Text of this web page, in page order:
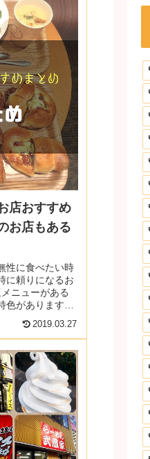
店おすすめ
お店もある
性に食べたい時
に頼りになるお
ニューがある
があります。
2019.03.27